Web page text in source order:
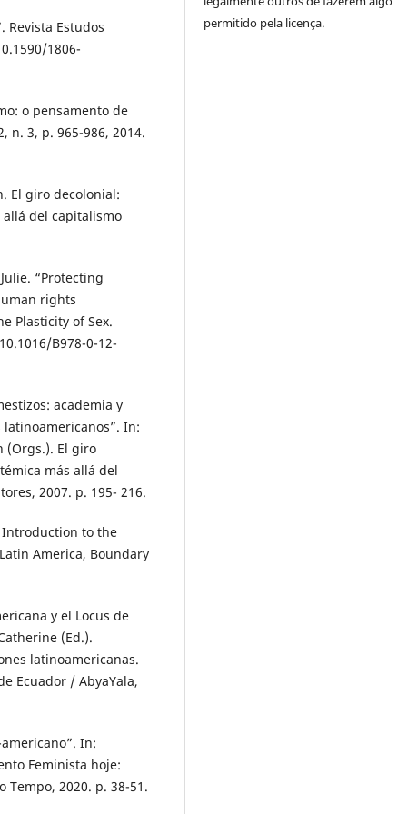
Revista Estudos
1806-
o pensamento de
n. 3, p. 965-986, 2014.
El giro decolonial:
del capitalismo
“Protecting
rights
Plasticity of Sex.
B978-0-12-
academia y
In:
(Orgs.). El giro
más allá del
2007. p. 195- 216.
Introduction to the
America, Boundary
y el Locus de
(Ed.).
latinoamericanas.
Ecuador / AbyaYala,
In:
Feminista hoje:
Tempo, 2020. p. 38-51.
permitido pela licença.